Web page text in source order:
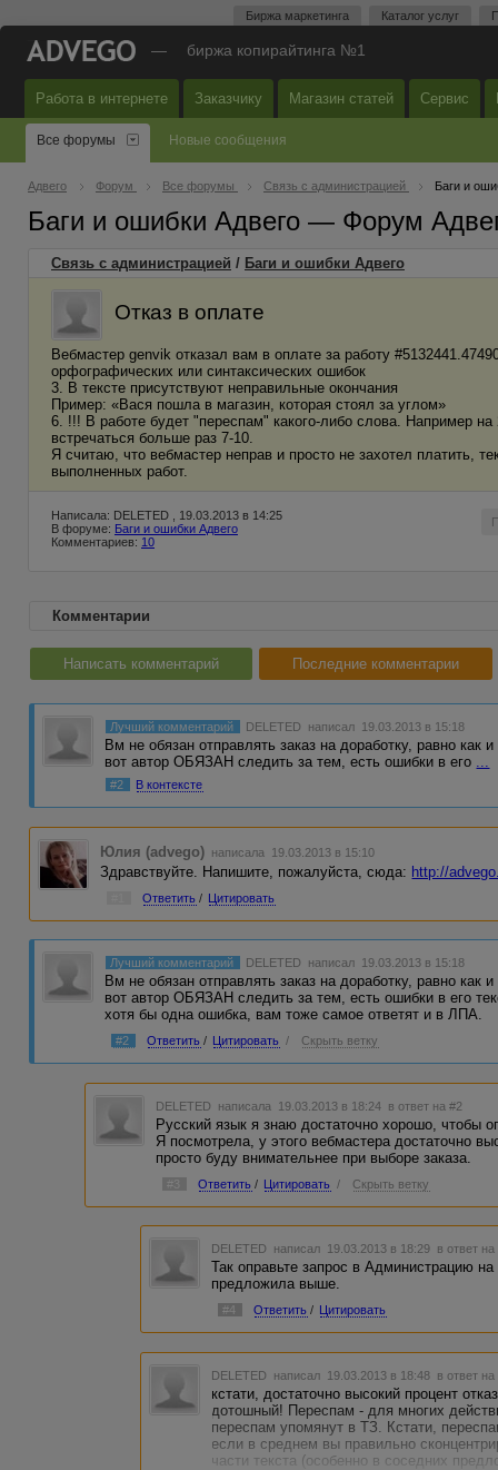
Биржа маркетинга Каталог услуг
— биржа копирайтинга №1
Работа в интернете Заказчику Магазин статей Сервис
Все форумы Новые сообщения
Адвего Форум Все форумы Связь с администрацией Баги и
Баги и ошибки Адвего — Форум
Связь с администрацией / Баги и ошибки Адвего
Отказ в оплате
Вебмастер genvik отказал вам в оплате за работу
орфографических или синтаксических ошибок
3. В тексте присутствуют неправильные окончания
Пример: «Вася пошла в магазин, которая стоял за углом»
6. !!! В работе будет "переспам" какого-либо слова. Например
встречаться больше раз 7-10.
Я считаю, что вебмастер неправ и просто не захотел платить,
выполненных работ.
Написала: DELETED , 19.03.2013 в 14:25
В форуме: Баги и ошибки Адвего
Комментариев: 10
Комментарии
Написать комментарий Последние комментарии
Лучший комментарий DELETED написал 19.03.2013 в 15:18
Вм не обязан отправлять заказ на доработку, равно
вот автор ОБЯЗАН следить за тем, есть ошибки в его ...
#2 В контексте
Юлия (advego) написала 19.03.2013 в 15:10
Здравствуйте. Напишите, пожалуйста, сюда: http://
Ответить / Цитировать
Лучший комментарий DELETED написал 19.03.2013 в 15:18
Вм не обязан отправлять заказ на доработку, равно
вот автор ОБЯЗАН следить за тем, есть ошибки в его
хотя бы одна ошибка, вам тоже самое ответят и в ЛПА.
#2 Ответить / Цитировать / Скрыть ветку
DELETED написала 19.03.2013 в 18:24 в ответ на #2
Русский язык я знаю достаточно хорошо, чтобы
Я посмотрела, у этого вебмастера достаточно
просто буду внимательнее при выборе заказа.
#3 Ответить / Цитировать / Скрыть ветку
DELETED написал 19.03.2013 в 18:29 в ответ на
Так оправьте запрос в Администрацию
предложила выше.
#4 Ответить / Цитировать
DELETED написал 19.03.2013 в 18:48 в ответ на
кстати, достаточно высокий процент
дотошный! Переспам - для многих
переспам упомянут в ТЗ. Кстати,
если в среднем вы правильно
части текста (особенно в соседних